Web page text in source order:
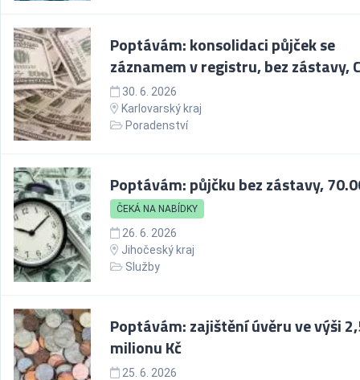
Poptávám: konsolidaci půjček se
záznamem v registru, bez zástavy,
30. 6. 2026
Karlovarský kraj
Poradenství
Poptávám: půjčku bez zástavy,
ČEKÁ NA NABÍDKY
26. 6. 2026
Jihočeský kraj
Služby
Poptávám: zajištění úvěru ve výši
milionu Kč
25. 6. 2026